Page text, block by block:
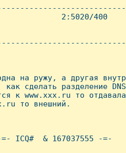
2:5020/400
на ружу, а другая
сделать разделение
к www.xxx.ru то
то внешний.
ICQ#  & 167037555 -=-